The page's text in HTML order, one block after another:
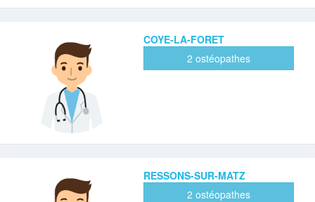
COYE-LA-FORET
2 ostéopathes
RESSONS-SUR-MATZ
2 ostéopathes